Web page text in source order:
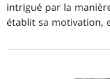
intrigué par la
établit sa motivation,